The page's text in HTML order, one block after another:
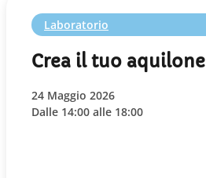
Laboratorio
Crea il tuo aquilone
24 Maggio 2026
Dalle 14:00 alle 18:00